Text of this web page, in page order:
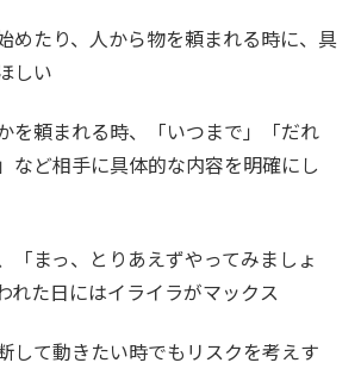
めたり、人から物を頼まれる時に、具
しい
を頼まれる時、「いつまで」「だれ
など相手に具体的な内容を明確にし
「まっ、とりあえずやってみましょ
れた日にはイライラがマックス
して動きたい時でもリスクを考えす